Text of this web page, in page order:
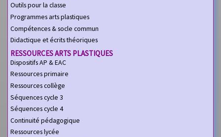
Outils pour la classe
Programmes arts plastiques
Compétences & socle commun
Didactique et écrits théoriques
RESSOURCES ARTS PLASTIQUES
Dispositifs AP & EAC
Ressources primaire
Ressources collège
Séquences cycle 3
Séquences cycle 4
Continuité pédagogique
Ressources lycée